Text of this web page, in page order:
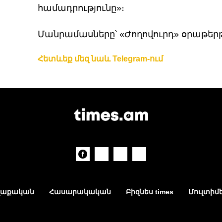
համադրությունը»։
Մանրամասները՝ «Ժողովուրդ»
Հետևեք մեզ նաև Telegram-ում
Հասարակական Բիզնես times